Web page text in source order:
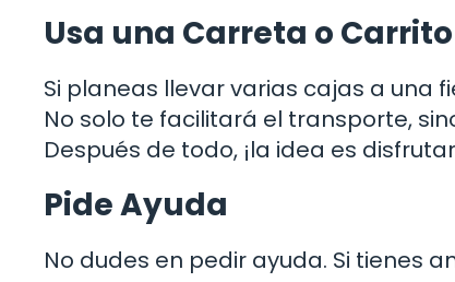
Usa una Carreta o Carrito
Si planeas llevar varias cajas a una
No solo te facilitará el transporte,
Después de todo, ¡la idea es
Pide Ayuda
No dudes en pedir ayuda. Si tienes